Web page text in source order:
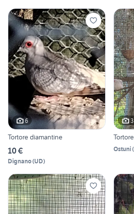
6
Tortore diamantine
10 €
Dignano(UD)
3
Ostuni(